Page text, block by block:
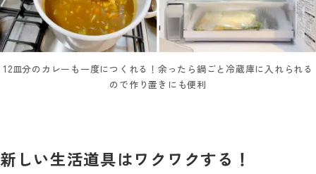
12皿分のカレーも一度につくれる！余ったら鍋ごと冷蔵庫に入れられる
ので作り置きにも便利
新しい生活道具はワクワクする！